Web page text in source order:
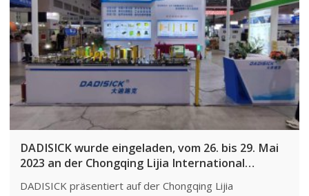
DADISICK wurde eingeladen, vom 26. bis 29. Mai
2023 an der Chongqing Lijia International
DADISICK präsentiert auf der Chongqing Lijia